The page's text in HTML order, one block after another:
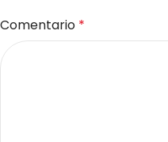
Comentario *